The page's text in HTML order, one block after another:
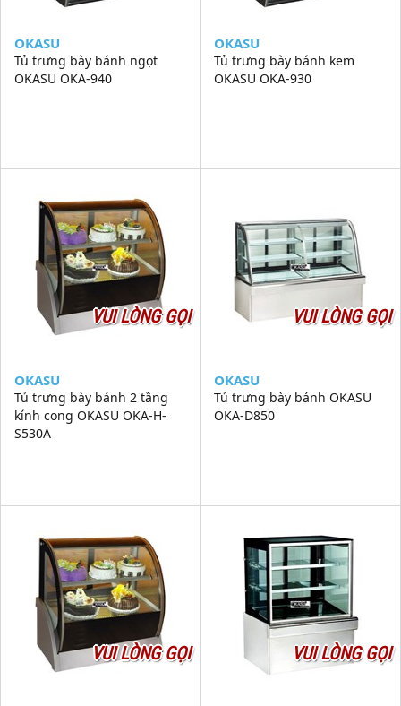
OKASU
Tủ trưng bày bánh ngọt
OKASU OKA-940
OKASU
Tủ trưng bày bánh kem
OKASU OKA-930
VUI LÒNG GỌI
OKASU
Tủ trưng bày bánh 2 tầng
kính cong OKASU OKA-H-
S530A
VUI LÒNG GỌI
OKASU
Tủ trưng bày bánh OKASU
OKA-D850
VUI LÒNG GỌI VUI LÒNG GỌI